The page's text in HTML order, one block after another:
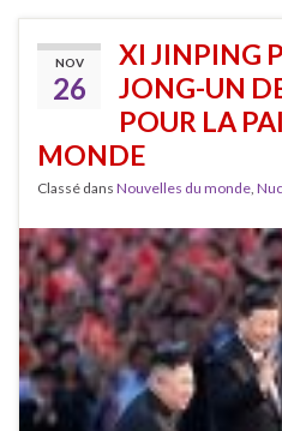
NOV
26
XI JINPING
JONG-UN
POUR LA
MONDE
Classé dans Nouvelles du monde,